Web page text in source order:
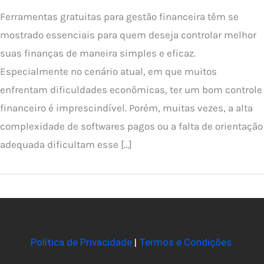
Ferramentas gratuitas para gestão financeira têm se
mostrado essenciais para quem deseja controlar melhor
suas finanças de maneira simples e eficaz.
Especialmente no cenário atual, em que muitos
enfrentam dificuldades econômicas, ter um bom controle
financeiro é imprescindível. Porém, muitas vezes, a alta
complexidade de softwares pagos ou a falta de orientação
adequada dificultam esse […]
Política de Privacidade| Termos e Condições